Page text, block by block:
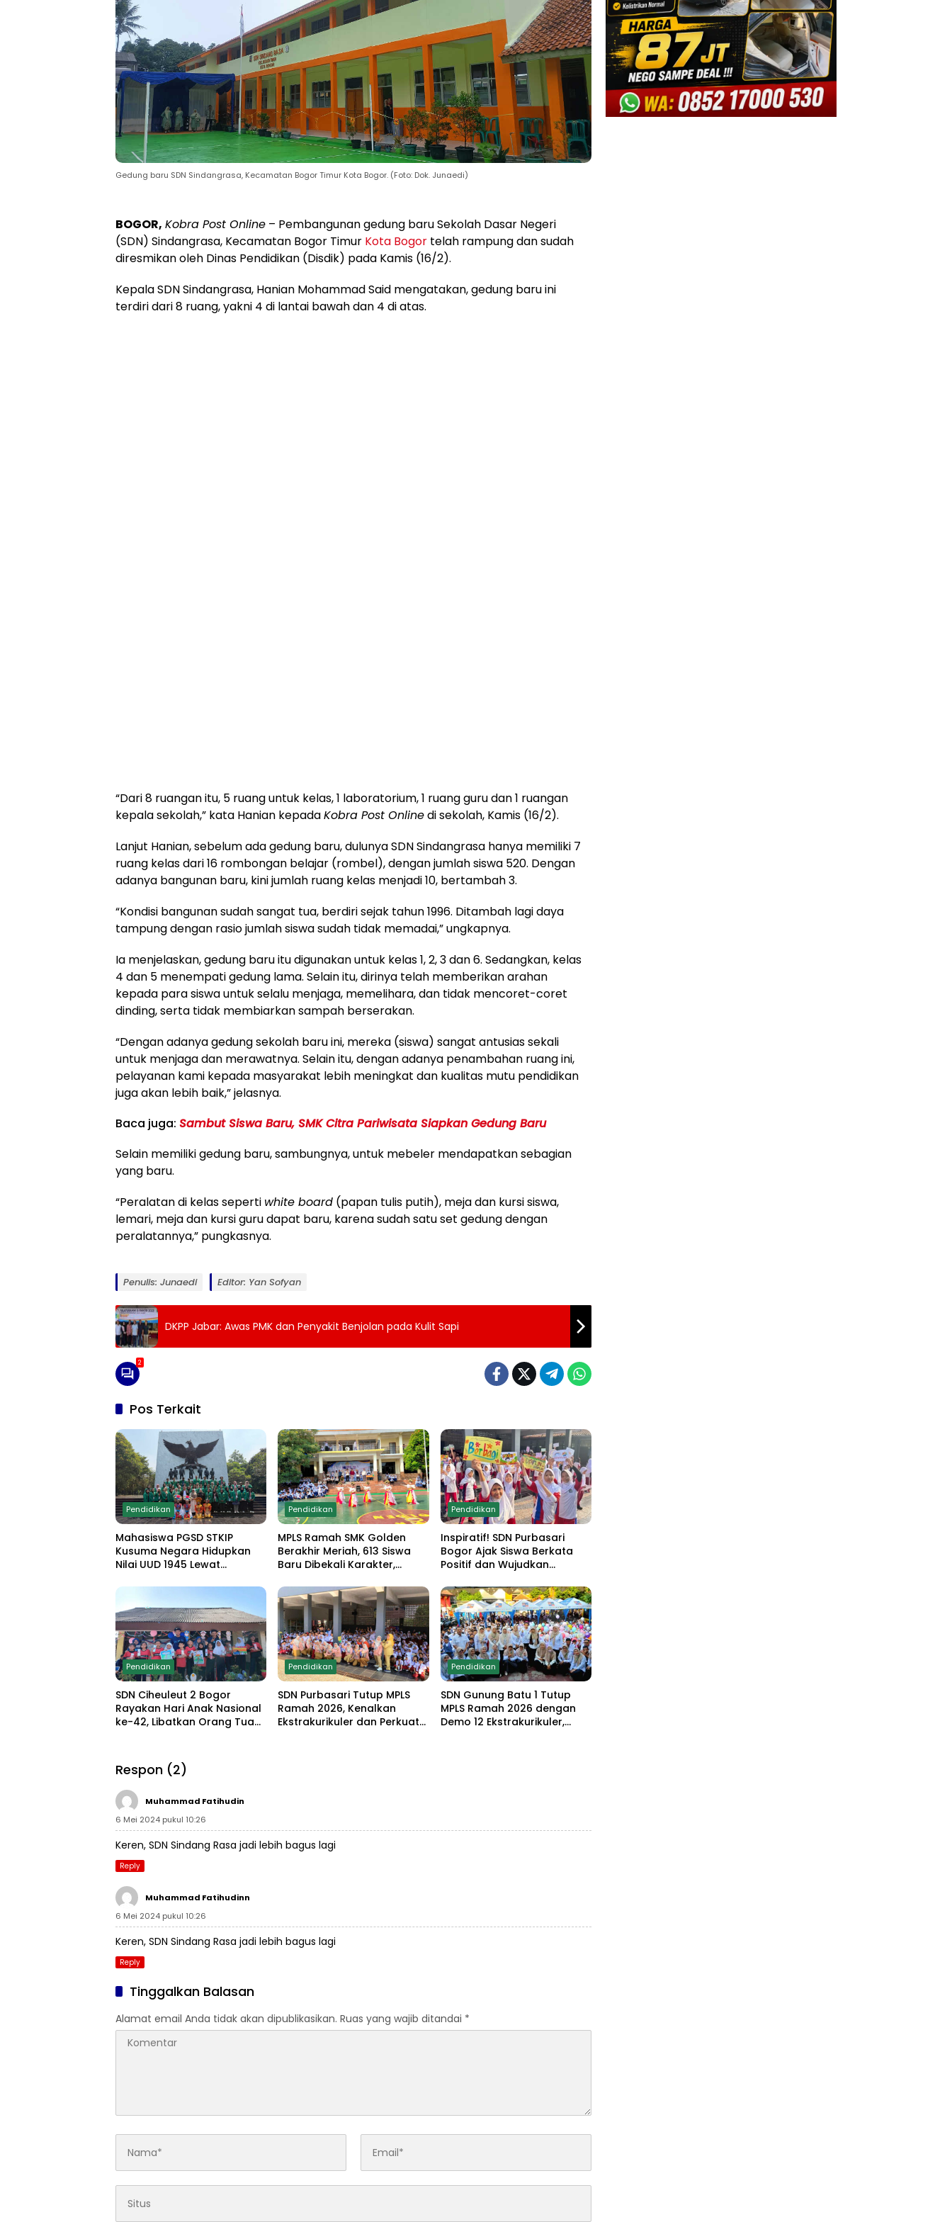
Gedung baru SDN Sindangrasa, Kecamatan Bogor Timur Kota Bogor. (Foto: Dok. Junaedi)
BOGOR, Kobra Post Online – Pembangunan gedung baru Sekolah Dasar Negeri
(SDN) Sindangrasa, Kecamatan Bogor Timur Kota Bogor telah rampung dan sudah
diresmikan oleh Dinas Pendidikan (Disdik) pada Kamis (16/2).
Kepala SDN Sindangrasa, Hanian Mohammad Said mengatakan, gedung baru ini
terdiri dari 8 ruang, yakni 4 di lantai bawah dan 4 di atas.
“Dari 8 ruangan itu, 5 ruang untuk kelas, 1 laboratorium, 1 ruang guru dan 1 ruangan
kepala sekolah,” kata Hanian kepadaKobra Post Onlinedi sekolah, Kamis (16/2).
Lanjut Hanian, sebelum ada gedung baru, dulunya SDN Sindangrasa hanya memiliki 7
ruang kelas dari 16 rombongan belajar (rombel), dengan jumlah siswa 520. Dengan
adanya bangunan baru, kini jumlah ruang kelas menjadi 10, bertambah 3.
“Kondisi bangunan sudah sangat tua, berdiri sejak tahun 1996. Ditambah lagi daya
tampung dengan rasio jumlah siswa sudah tidak memadai,” ungkapnya.
Ia menjelaskan, gedung baru itu digunakan untuk kelas 1, 2, 3 dan 6. Sedangkan, kelas
4 dan 5 menempati gedung lama. Selain itu, dirinya telah memberikan arahan
kepada para siswa untuk selalu menjaga, memelihara, dan tidak mencoret-coret
dinding, serta tidak membiarkan sampah berserakan.
“Dengan adanya gedung sekolah baru ini, mereka (siswa) sangat antusias sekali
untuk menjaga dan merawatnya. Selain itu, dengan adanya penambahan ruang ini,
pelayanan kami kepada masyarakat lebih meningkat dan kualitas mutu pendidikan
juga akan lebih baik,” jelasnya.
Baca juga: Sambut Siswa Baru, SMK Citra Pariwisata Siapkan Gedung Baru
Selain memiliki gedung baru, sambungnya, untuk mebeler mendapatkan sebagian
yang baru.
“Peralatan di kelas seperti white board (papan tulis putih), meja dan kursi siswa,
lemari, meja dan kursi guru dapat baru, karena sudah satu set gedung dengan
peralatannya,” pungkasnya.
Penulis: Junaedi Editor: Yan Sofyan
DKPP Jabar: Awas PMK dan Penyakit Benjolan pada Kulit Sapi
2
Pos Terkait
Pendidikan
Mahasiswa PGSD STKIP
Kusuma Negara Hidupkan
Nilai UUD 1945 Lewat
Monumen Pancasila Sakti
Pendidikan
MPLS Ramah SMK Golden
Berakhir Meriah, 613 Siswa
Baru Dibekali Karakter,
Demo Ekstrakurikuler
Pendidikan
Inspiratif! SDN Purbasari
Bogor Ajak Siswa Berkata
Positif dan Wujudkan
Pendidikan
SDN Ciheuleut 2 Bogor
Rayakan Hari Anak Nasional
ke-42, Libatkan Orang Tua
Berprestasi
Pendidikan
SDN Purbasari Tutup MPLS
Ramah 2026, Kenalkan
Ekstrakurikuler dan Perkuat
Pendidikan
SDN Gunung Batu 1 Tutup
MPLS Ramah 2026 dengan
Demo 12 Ekstrakurikuler,
Respon (2)
Muhammad Fatihudin
6 Mei 2024 pukul 10:26
Keren, SDN Sindang Rasa jadi lebih bagus lagi
Reply
Muhammad Fatihudinn
6 Mei 2024 pukul 10:26
Keren, SDN Sindang Rasa jadi lebih bagus lagi
Reply
Tinggalkan Balasan
Alamat email Anda tidak akan dipublikasikan. Ruas yang wajib ditandai *